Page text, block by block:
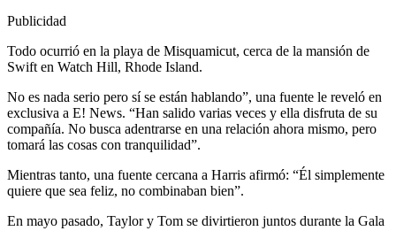
Publicidad
Todo ocurrió en la playa de Misquamicut, cerca de la mansión de
Swift en Watch Hill, Rhode Island.
No es nada serio pero sí se están hablando”, una fuente le reveló en
exclusiva a E! News. “Han salido varias veces y ella disfruta de su
compañía. No busca adentrarse en una relación ahora mismo, pero
tomará las cosas con tranquilidad”.
Mientras tanto, una fuente cercana a Harris afirmó: “Él simplemente
quiere que sea feliz, no combinaban bien”.
En mayo pasado, Taylor y Tom se divirtieron juntos durante la Gala